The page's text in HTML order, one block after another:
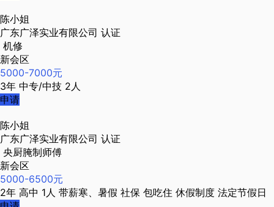
陈小姐
广东广泽实业有限公司 认证
机修
新会区
5000-7000元
3年 中专/中技 2人
申请
陈小姐
广东广泽实业有限公司 认证
央厨腌制师傅
新会区
5000-6500元
2年 高中 1人 带薪寒、暑假 社保 包吃住 休假制度 法定节假日